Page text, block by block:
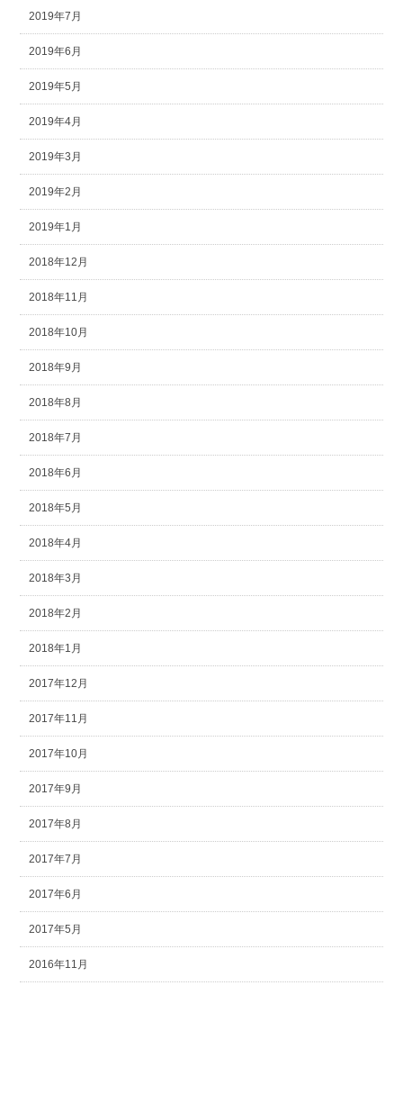
2019年7月
2019年6月
2019年5月
2019年4月
2019年3月
2019年2月
2019年1月
2018年12月
2018年11月
2018年10月
2018年9月
2018年8月
2018年7月
2018年6月
2018年5月
2018年4月
2018年3月
2018年2月
2018年1月
2017年12月
2017年11月
2017年10月
2017年9月
2017年8月
2017年7月
2017年6月
2017年5月
2016年11月